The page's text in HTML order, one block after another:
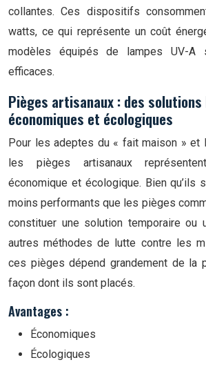
collantes. Ces dispositifs
watts, ce qui représente un coût
modèles équipés de lampes UV-A
efficaces.
Pièges artisanaux : des solutions
économiques et écologiques
Pour les adeptes du « fait maison » et
les pièges artisanaux
économique et écologique. Bien qu’ils
moins performants que les pièges
constituer une solution temporaire ou
autres méthodes de lutte contre les
ces pièges dépend grandement de la
façon dont ils sont placés.
Avantages :
Économiques
Écologiques